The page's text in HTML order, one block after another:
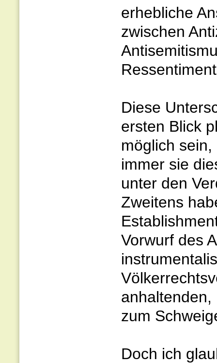
erhebliche
zwischen
Diese
ersten Blick
möglich
immer sie
unter den
Zweitens
Vorwurf des
zum
Doch ich